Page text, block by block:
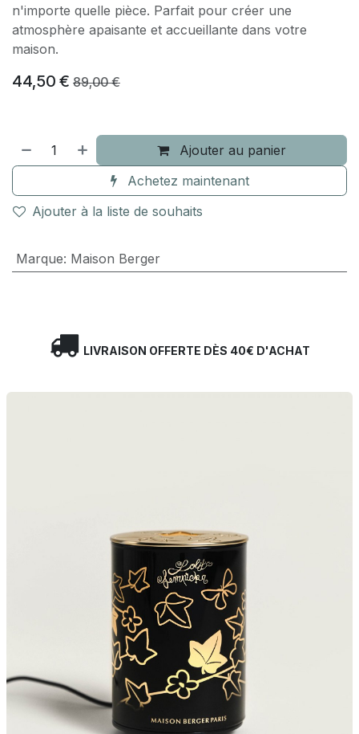
n'importe quelle pièce. Parfait pour créer une
atmosphère apaisante et accueillante dans votre
maison.
44,50 € 89,00€
Ajouter au panier
Achetez maintenant
Ajouter à la liste de souhaits
Marque: Maison Berger
LIVRAISON OFFERTE DÈS 40€ D'ACHAT